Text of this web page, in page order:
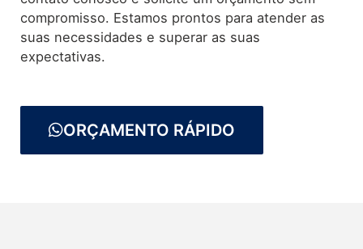
compromisso. Estamos prontos para atender as
suas necessidades e superar as suas
expectativas.
ORÇAMENTO RÁPIDO